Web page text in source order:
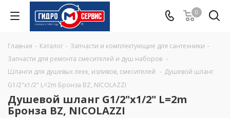
0
Главная - Каталог - Запчасти и комплектующие для сантехники -
Запчасти для ремонта смесителей и душ наборов -
Шланги для душевых леек, изливов, смесителей - Душевой шланг
G1/2"х1/2" L=2m Бронза BZ, NICOLAZZI
Душевой шланг G1/2"х1/2" L=2m
Бронза BZ, NICOLAZZI